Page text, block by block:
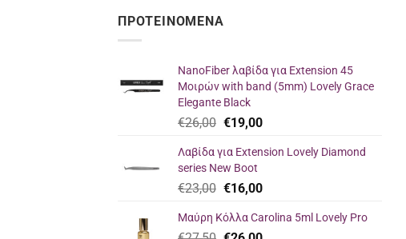
ΠΡΟΤΕΙΝΌΜΕΝΑ
NanoFiber λαβίδα για Extension 45
Μοιρών with band (5mm) Lovely Grace
Elegante Black
€26,00 Original
was:
€26,00.
€19,00Current
is:
Λαβίδα για Extension Lovely Diamond
series New Boot
€23,00 Original
was:
€16,00Current
is:
Μαύρη Κόλλα Carolina 5ml Lovely Pro